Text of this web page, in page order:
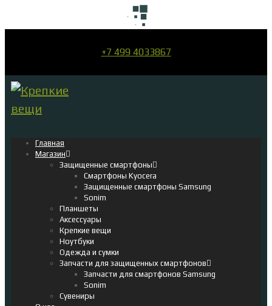
+7 499 4033867
Главная
Магазин
Защищенные смартфоны
Смартфоны Kyocera
Защищенные смартфоны Samsung
Sonim
Планшеты
Аксессуары
Крепкие вещи
Ноутбуки
Одежда и сумки
Запчасти для защищенных смартфонов
Запчасти для смартфонов Samsung
Sonim
Сувениры